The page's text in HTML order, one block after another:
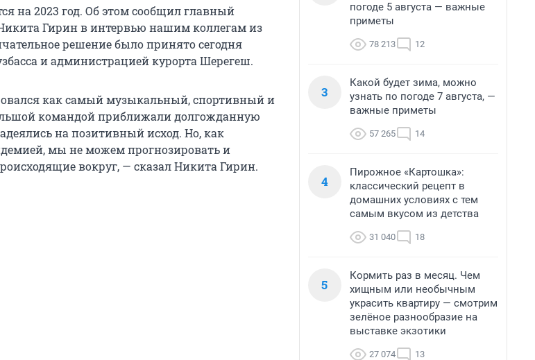
на 2023 год. Об этом сообщил главный
Гирин в интервью нашим коллегам из
решение было принято сегодня
и администрацией курорта Шерегеш.
как самый музыкальный, спортивный и
командой приближали долгожданную
на позитивный исход. Но, как
мы не можем прогнозировать и
вокруг, — сказал Никита Гирин.
погоде 5 августа — важные
приметы
78 213 12
3
Какой будет зима, можно
узнать по погоде 7 августа, —
важные приметы
57 265 14
4
Пирожное «Картошка»:
классический рецепт в
домашних условиях с тем
самым вкусом из детства
31 040 18
5
Кормить раз в месяц. Чем
хищным или необычным
украсить квартиру — смотрим
зелёное разнообразие на
выставке экзотики
27 074 13